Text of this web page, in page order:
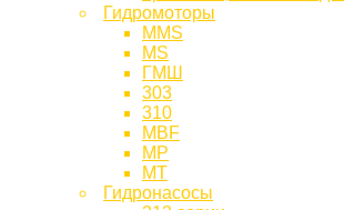
Гидромоторы
MMS
MS
ГМШ
303
310
MBF
МР
МТ
Гидронасосы